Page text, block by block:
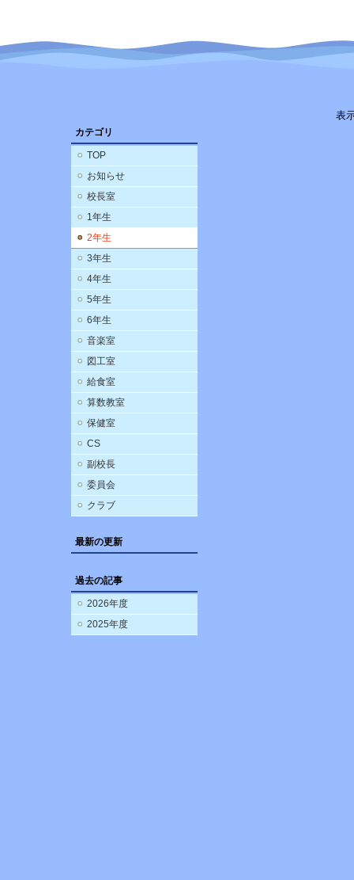
カテゴリ
TOP
お知らせ
校長室
1年生
2年生
3年生
4年生
5年生
6年生
音楽室
図工室
給食室
算数教室
保健室
CS
副校長
委員会
クラブ
最新の更新
過去の記事
2026年度
2025年度
表